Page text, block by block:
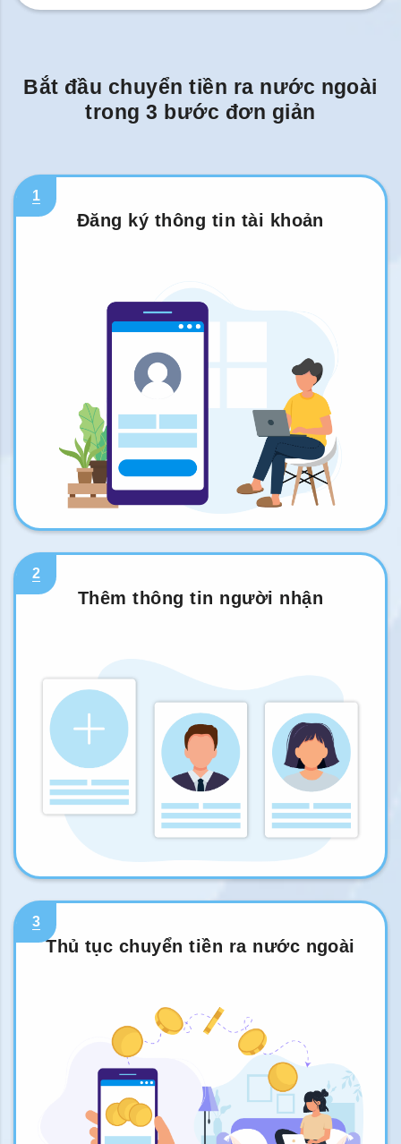
Bắt đầu chuyển tiền ra nước ngoài
trong 3 bước đơn giản
1
Đăng ký thông tin tài khoản
2
Thêm thông tin người nhận
3
Thủ tục chuyển tiền ra nước ngoài